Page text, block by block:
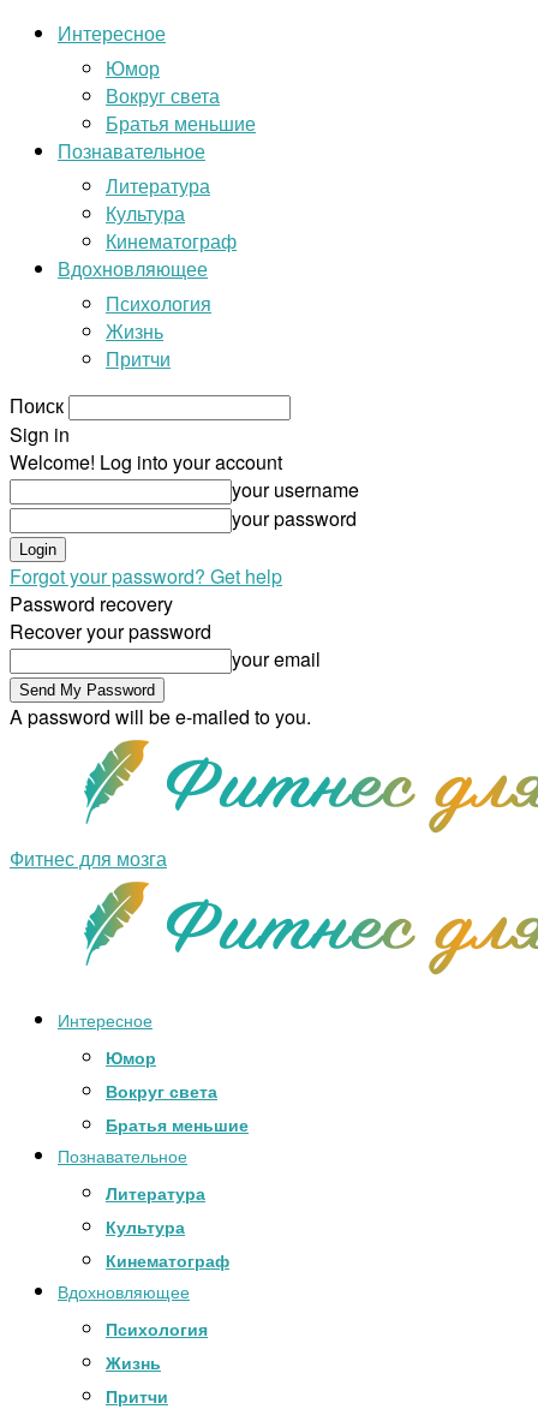
Интересное
Юмор
Вокруг света
Братья меньшие
Познавательное
Литература
Культура
Кинематограф
Вдохновляющее
Психология
Жизнь
Притчи
Поиск
Sign in
Welcome! Log into your account
your username
your password
Forgot your password? Get help
Password recovery
Recover your password
your email
A password will be e-mailed to you.
Фитнес для мозга
Интересное
Юмор
Вокруг света
Братья меньшие
Познавательное
Литература
Культура
Кинематограф
Вдохновляющее
Психология
Жизнь
Притчи